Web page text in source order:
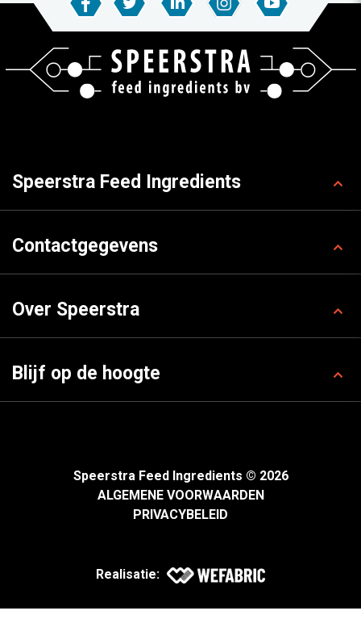
Speerstra Feed Ingredients
Contactgegevens
Over Speerstra
Blijf op de hoogte
Speerstra Feed Ingredients © 2026
ALGEMENE VOORWAARDEN
PRIVACYBELEID
Realisatie: